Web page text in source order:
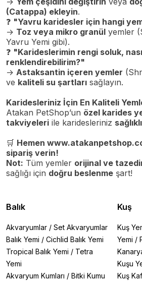
(Catappa) ekleyin.
❓ "Yavru karidesler için hangi
→ Toz veya mikro granül yemler
Yavru Yemi gibi).
❓ "Karideslerimin rengi soluk,
renklendirebilirim?"
→ Astaksantin içeren yemler
ve kaliteli su şartları sağlayın.
Karidesleriniz İçin En Kaliteli
Atakan PetShop’un özel karides
takviyeleri ile karidesleriniz
🛒 Hemen
sipariş verin!
Not: Tüm yemler orijinal ve
sağlığı için doğru beslenme şart!
Balık
Akvaryumlar / Set Akvaryumlar
Balık Yemi / Cichlid Balık Yemi
Tropical Balık Yemi / Tetra
Yemi
Akvaryum Kumları / Bitki Kumu
Kuş
Kuş
Yemi /
Kuşu
Kuş